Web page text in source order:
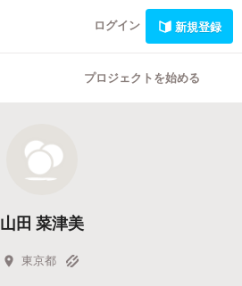
ログイン 新規登録
プロジェクトを始める
山田 菜津美
東京都